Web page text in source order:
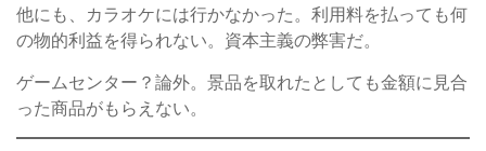
他にも、カラオケには行かなかった。利用料を払っても何
の物的利益を得られない。資本主義の弊害だ。
ゲームセンター？論外。景品を取れたとしても金額に見合
った商品がもらえない。